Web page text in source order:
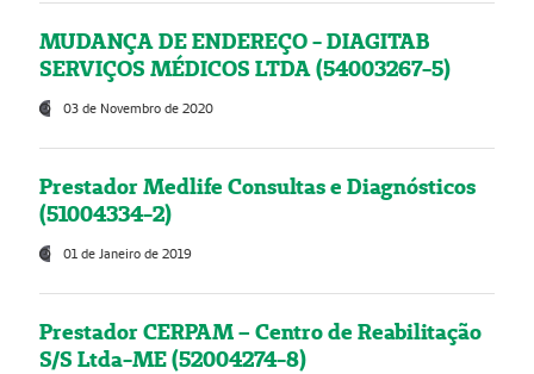
MUDANÇA DE ENDEREÇO - DIAGITAB
SERVIÇOS MÉDICOS LTDA (54003267-5)
03 de Novembro de 2020
Prestador Medlife Consultas e Diagnósticos
(51004334-2)
01 de Janeiro de 2019
Prestador CERPAM – Centro de Reabilitação
S/S Ltda-ME (52004274-8)